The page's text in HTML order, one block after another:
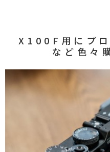
X100F用にプ
など色々